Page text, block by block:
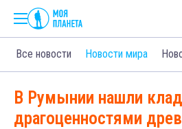
Все новости Новости мира
В Румынии нашли
драгоценностями